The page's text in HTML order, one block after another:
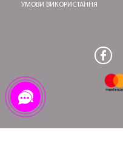
УМОВИ ВИКОРИСТАННЯ